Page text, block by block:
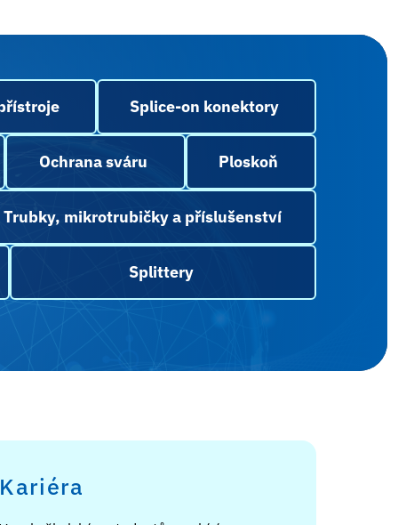
Splice-on konektory
Ochrana sváru Ploskoň
Trubky, mikrotrubičky a příslušenství
Splittery
Kariéra